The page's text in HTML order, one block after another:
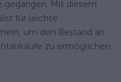
gegangen. Mit diesem
für leichte
um den Bestand an
zu ermöglichen.